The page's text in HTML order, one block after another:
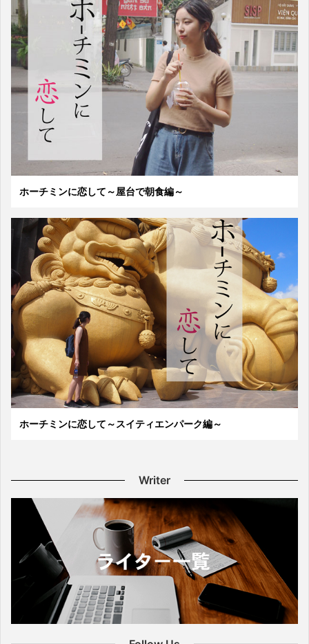
ホーチミンに恋して～屋台で朝食編～
ホーチミンに恋して～スイティエンパーク編～
Writer